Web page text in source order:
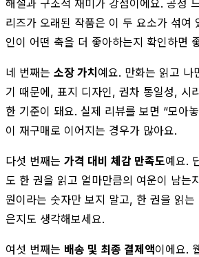
해설과 구조적 재미가 강점이에요. 공정
리즈가 오래된 작품은 이 두 요소가 섞여
인이 어떤 축을 더 좋아하는지 확인하면
네 번째는 소장 가치예요. 만화는 읽고 나
기 때문에, 표지 디자인, 권차 통일성, 시
한 기준이 돼요. 실제 리뷰를 보면 “모아
이 재구매로 이어지는 경우가 많아요.
다섯 번째는 가격 대비 체감 만족도예요.
도 한 권을 읽고 얼마만큼의 여운이 남는
원이라는 숫자만 보지 말고, 한 권을 읽는
은지도 생각해보세요.
여섯 번째는 배송 및 최종 결제액이에요.